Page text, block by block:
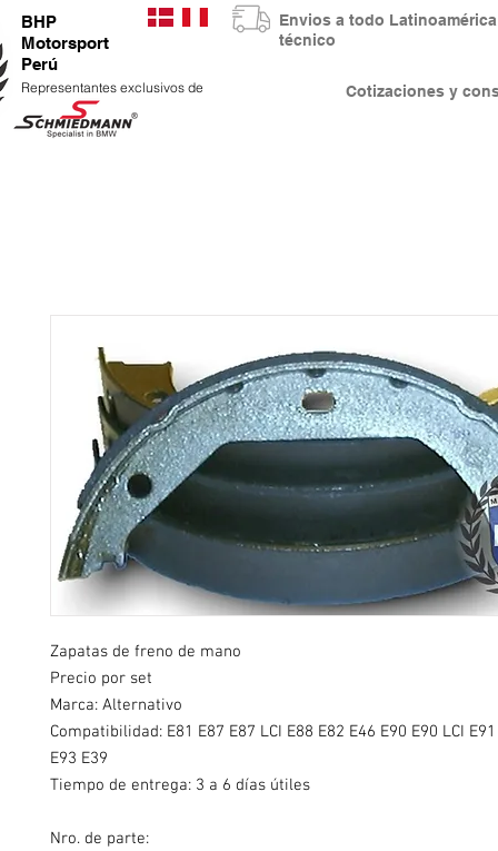
BHP
Motorsport
Perú
Representantes exclusivos de Cotizaciones y
Envios a todo
técnico
Zapatas de freno de mano
Precio por set
Marca: Alternativo
Compatibilidad: E81 E87 E87 LCI E88 E82 E46 E90 E90 LCI
E93 E39
Tiempo de entrega: 3 a 6 días útiles
Nro. de parte: